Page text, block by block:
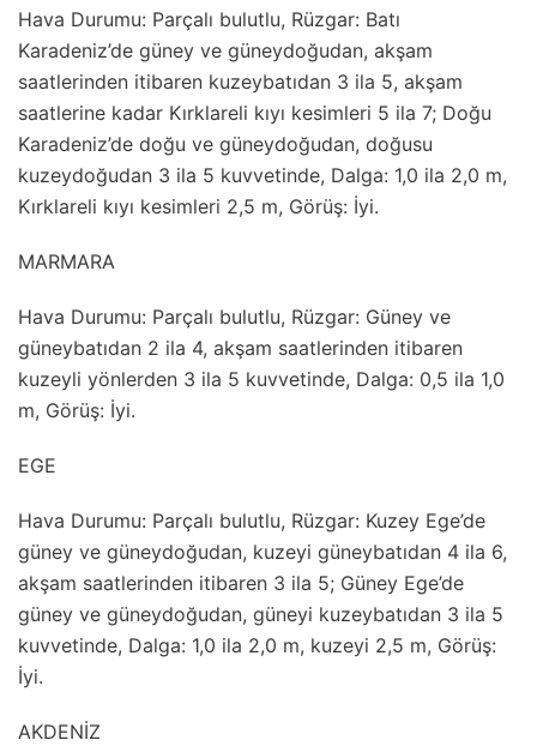
Hava Durumu: Parçalı bulutlu, Rüzgar: Batı
Karadeniz’de güney ve güneydoğudan, akşam
saatlerinden itibaren kuzeybatıdan 3 ila 5, akşam
saatlerine kadar Kırklareli kıyı kesimleri 5 ila 7; Doğu
Karadeniz’de doğu ve güneydoğudan, doğusu
kuzeydoğudan 3 ila 5 kuvvetinde, Dalga: 1,0 ila 2,0 m,
Kırklareli kıyı kesimleri 2,5 m, Görüş: İyi.
MARMARA
Hava Durumu: Parçalı bulutlu, Rüzgar: Güney ve
güneybatıdan 2 ila 4, akşam saatlerinden itibaren
kuzeyli yönlerden 3 ila 5 kuvvetinde, Dalga: 0,5 ila 1,0
m, Görüş: İyi.
EGE
Hava Durumu: Parçalı bulutlu, Rüzgar: Kuzey Ege’de
güney ve güneydoğudan, kuzeyi güneybatıdan 4 ila 6,
akşam saatlerinden itibaren 3 ila 5; Güney Ege’de
güney ve güneydoğudan, güneyi kuzeybatıdan 3 ila 5
kuvvetinde, Dalga: 1,0 ila 2,0 m, kuzeyi 2,5 m, Görüş:
İyi.
AKDENİZ